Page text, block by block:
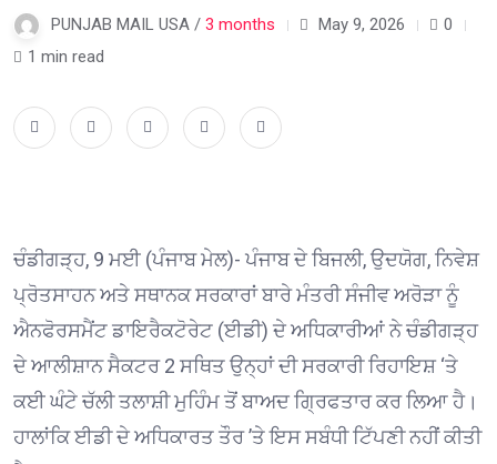
PUNJAB MAIL USA / 3 months May 9, 2026
0
1 min read
ਚੰਡੀਗੜ੍ਹ, 9 ਮਈ (ਪੰਜਾਬ ਮੇਲ)- ਪੰਜਾਬ ਦੇ ਬਿਜਲੀ, ਉਦਯੋਗ, ਨਿਵੇਸ਼
ਪ੍ਰੋਤਸਾਹਨ ਅਤੇ ਸਥਾਨਕ ਸਰਕਾਰਾਂ ਬਾਰੇ ਮੰਤਰੀ ਸੰਜੀਵ ਅਰੋੜਾ ਨੂੰ
ਐਨਫੋਰਸਮੈਂਟ ਡਾਇਰੈਕਟੋਰੇਟ (ਈਡੀ) ਦੇ ਅਧਿਕਾਰੀਆਂ ਨੇ ਚੰਡੀਗੜ੍ਹ
ਦੇ ਆਲੀਸ਼ਾਨ ਸੈਕਟਰ 2 ਸਥਿਤ ਉਨ੍ਹਾਂ ਦੀ ਸਰਕਾਰੀ ਰਿਹਾਇਸ਼ ‘ਤੇ
ਕਈ ਘੰਟੇ ਚੱਲੀ ਤਲਾਸ਼ੀ ਮੁਹਿੰਮ ਤੋਂ ਬਾਅਦ ਗ੍ਰਿਫਤਾਰ ਕਰ ਲਿਆ ਹੈ।
ਹਾਲਾਂਕਿ ਈਡੀ ਦੇ ਅਧਿਕਾਰਤ ਤੌਰ ’ਤੇ ਇਸ ਸਬੰਧੀ ਟਿੱਪਣੀ ਨਹੀਂ ਕੀਤੀ